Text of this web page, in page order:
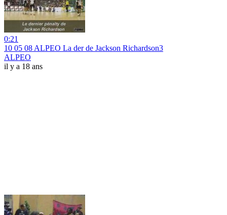
0:21
10 05 08 ALPEO La der de Jackson Richardson3
ALPEO
il y a 18 ans